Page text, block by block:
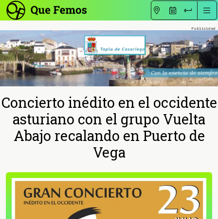
Concierto inédito en el occidente
asturiano con el grupo Vuelta
Abajo recalando en Puerto de
Vega